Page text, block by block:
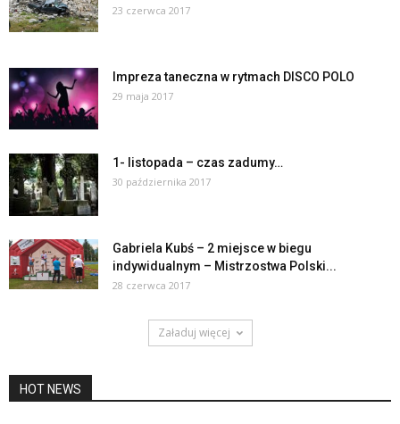
23 czerwca 2017
Impreza taneczna w rytmach DISCO POLO
29 maja 2017
1- listopada – czas zadumy…
30 października 2017
Gabriela Kubś – 2 miejsce w biegu
indywidualnym – Mistrzostwa Polski...
28 czerwca 2017
Załaduj więcej
HOT NEWS